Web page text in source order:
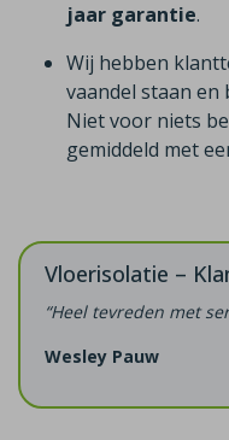
jaar garantie.
Wij hebben
vaandel staan en
Niet voor niets
gemiddeld met
Vloerisolatie –
“Heel tevreden met
Wesley Pauw